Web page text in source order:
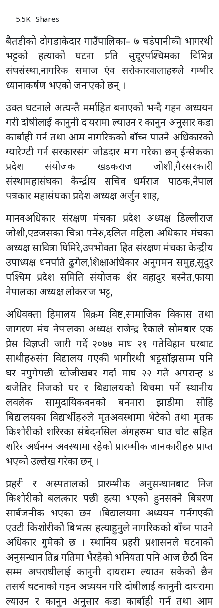
5.5K Shares
बैतडीको दोगडाकेदार गाउँपालिका– ७ चडेपानीकी भागरथी
भट्टको हत्याको घटना प्रति सुदूरपश्चिमका विभिन्न
संघसंस्था,नागरिक समाज एंव सरोकारवालाहरुले गम्भीर
ध्यानाकर्षण भएको जनाएको छन् ।
उक्त घटनाले अत्यन्तै मर्माहित बनाएको भन्दै गहन अध्ययन
गरी दोषीलाई कानुनी दायरामा ल्याउन र कानुन अनुसार कडा
कार्बाही गर्न तथा आम नागरिकको बाँच्न पाउने अधिकारको
ग्यारेण्टी गर्न सरकारसंग जोडदार माग गरेका छन् ईन्सेकका
प्रदेश संयोजक खडकराज जोशी,गैरसरकारी
संस्थामहासंघका केन्द्रीय सचिव धर्मराज पाठक,नेपाल
पत्रकार महासंघका प्रदेश अध्यक्ष अर्जुन शाह,
मानवअधिकार संरक्षण मंचका प्रदेश अध्यक्ष डिल्लीराज
जोशी,एडजसका चित्रा पनेरु,दलित महिला अधिकार मंचका
अध्यक्ष सावित्रा घिमिरे,उपभोक्ता हित संरक्षण मंचका केन्द्रीय
उपाध्यक्ष धनपति ढुगेल,शिक्षाअधिकार अनुगमन समुह,सुदुर
पश्चिम प्रदेश समिति संयोजक शेर वहादुर बस्नेत,फाया
नेपालका अध्यक्ष लोकराज भट्ट,
अधिवक्ता हिमालय विक्रम विष्ट,सामाजिक विकास तथा
जागरण मंच नेपालका अध्यक्ष राजेन्द्र रैकाले सोमबार एक
प्रेस विज्ञप्ती जारी गर्दे २०७७ माघ २१ गतेविहान घरबाट
साथीहरुसंग विद्यालय गएकी भागीरथी भट्टसाँझसम्म पनि
घर नपुगेपछी खोजीखबर गर्दा माघ २२ गते अपरान्ह ४
बजेतिर निजको घर र बिद्यालयको बिचमा पर्ने स्थानीय
लवलेक सामुदायिकवनको बनमारा झाडीमा सोहि
बिद्यालयका विद्यार्थीहरुले मृतअवस्थामा भेटेको तथा मृतक
किशोरीको शरिरका संबेदनसिल अंगहरुमा घाउ चोट सहित
शरिर अर्धनग्न अवस्थामा रहेको प्रारम्भीक जानकारीहरु प्राप्त
भएको उल्लेख गरेका छन् ।
प्रहरी र अस्पतालको प्रारम्भीक अनुसन्धानबाट निज
किशोरीको बलत्कार पछी हत्या भएको हुनसक्ने बिबरण
सार्बजनीक भएका छन ।बिद्यालयमा अध्ययन गर्नगएकी
एउटी किशोरीकोे बिभत्स हत्याहुनुले नागरिकको बाँच्न पाउने
अधिकार गुमेको छ । स्थानिय प्रहरी प्रशासनले घटनाको
अनुसन्धान तिब्र गतिमा भैरहेको भनियता पनि आज छैठौं दिन
सम्म अपराधीलाई कानुनी दायरामा ल्याउन सकेको छैन
तसर्थ घटनाको गहन अध्ययन गरि दोषीलाई कानुनी दायरामा
ल्याउन र कानुन अनुसार कडा कार्बाही गर्न तथा आम